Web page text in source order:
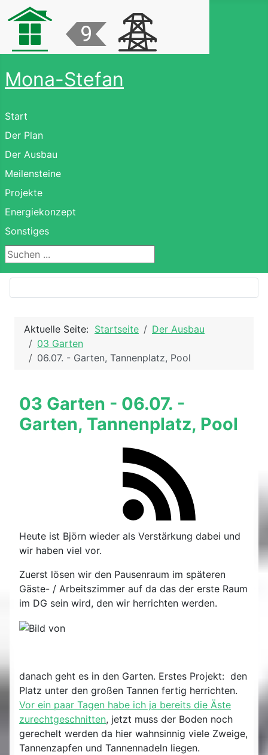
Mona-Stefan
Start
Der Plan
Der Ausbau
Meilensteine
Projekte
Energiekonzept
Sonstiges
Suchen ...
Aktuelle Seite: Startseite
Der Ausbau
03 Garten
06.07. - Garten, Tannenplatz, Pool
03 Garten - 06.07. -
Garten, Tannenplatz, Pool
Heute ist Björn wieder als Verstärkung dabei und
wir haben viel vor.
Zuerst lösen wir den Pausenraum im späteren
Gäste- / Arbeitszimmer auf da das der erste Raum
im DG sein wird, den wir herrichten werden.
danach geht es in den Garten. Erstes Projekt: den
Platz unter den großen Tannen fertig herrichten.
Vor ein paar Tagen habe ich ja bereits die Äste
zurechtgeschnitten, jetzt muss der Boden noch
gerechelt werden da hier wahnsinnig viele Zweige,
Tannenzapfen und Tannennadeln liegen.